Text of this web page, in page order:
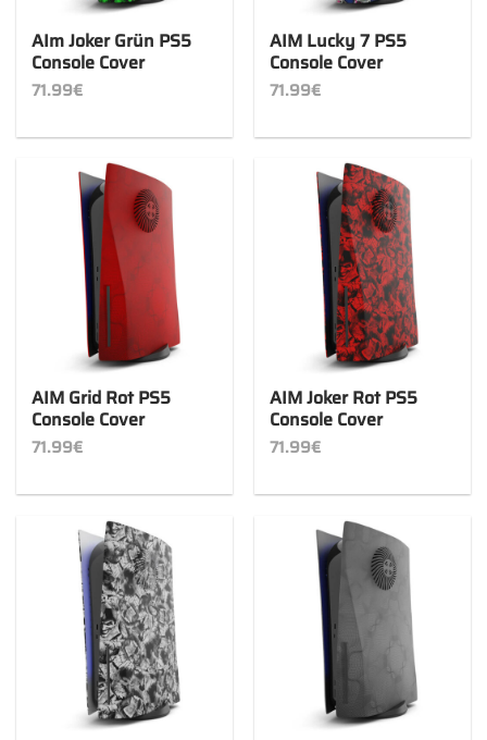
AIm Joker Grün PS5
Console Cover
71.99€
AIM Lucky 7 PS5
Console Cover
71.99€
AIM Grid Rot PS5
Console Cover
71.99€
AIM Joker Rot PS5
Console Cover
71.99€